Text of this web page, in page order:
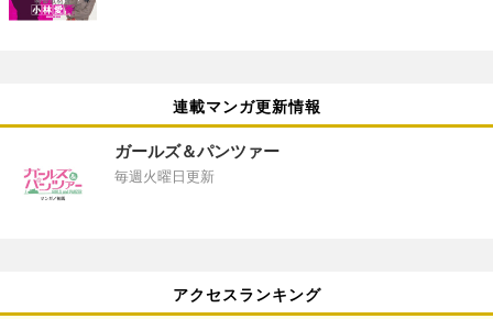
連載マンガ更新情報
ガールズ＆パンツァー
毎週火曜日更新
アクセスランキング